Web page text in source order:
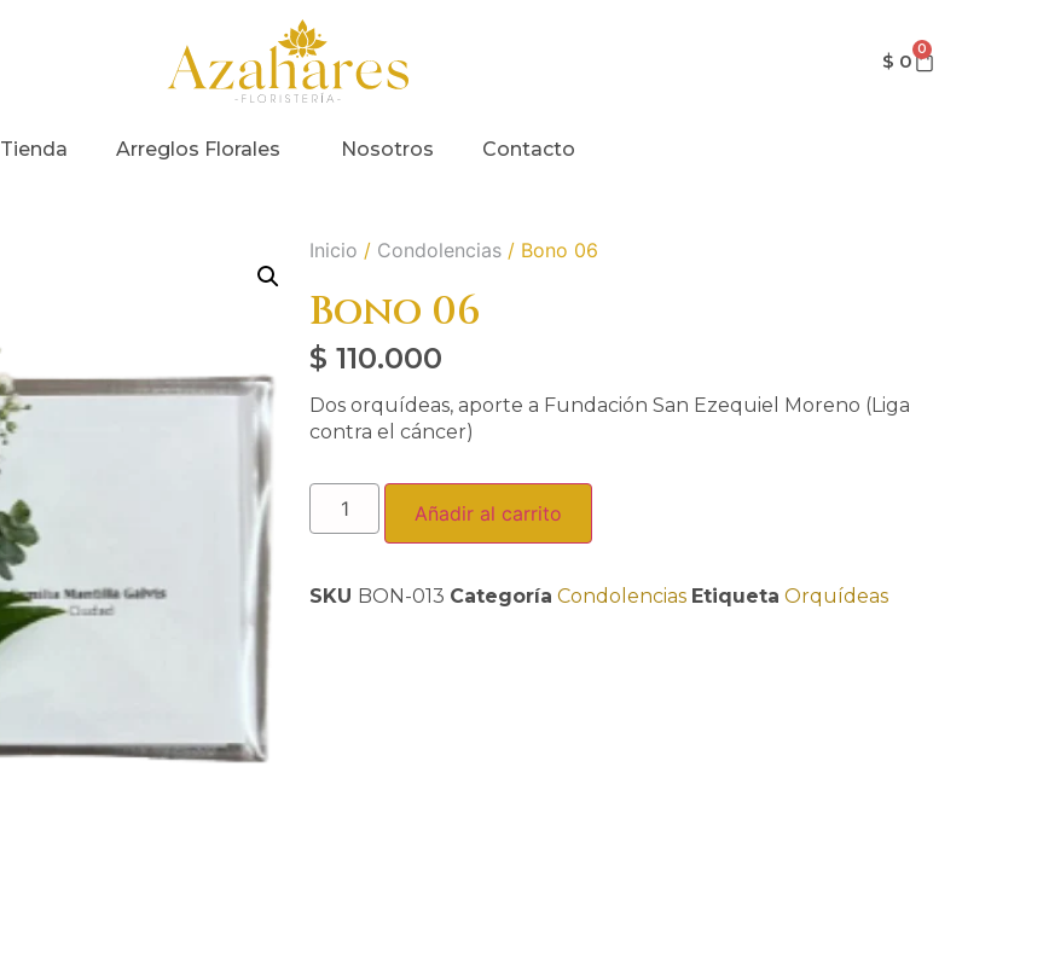
$ 0 0
Tienda Arreglos Florales Nosotros Contacto
Inicio / Condolencias / Bono 06
Bono 06
$ 110.000
Dos orquídeas, aporte a Fundación San Ezequiel Moreno (Liga
contra el cáncer)
Añadir al carrito
SKU BON-013 Categoría Condolencias Etiqueta Orquídeas